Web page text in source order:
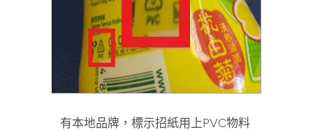
有本地品牌，標示招紙用上PVC物料